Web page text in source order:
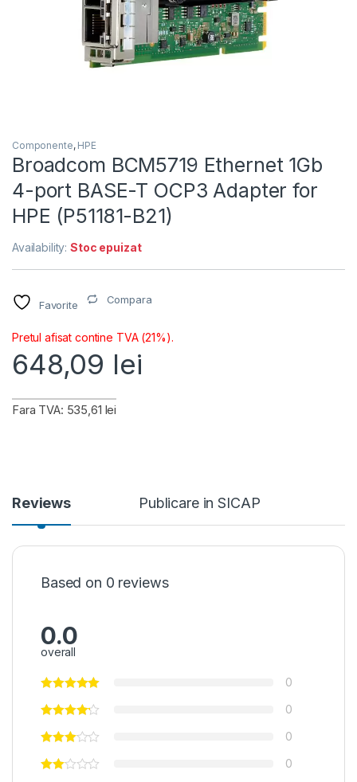
Componente, HPE
Broadcom BCM5719 Ethernet 1Gb
4-port BASE-T OCP3 Adapter for
HPE (P51181-B21)
Availability:Stoc epuizat
Favorite Compara
Pretul afisat contine TVA (21%).
648,09 lei
Fara TVA: 535,61 lei
Reviews Publicare in SICAP
Based on 0 reviews
0.0
overall
0
0
0
0